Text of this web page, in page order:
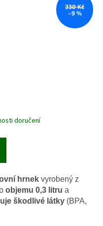
330 Kč
–9 %
doručení
hrnek vyrobený z
objemu 0,3 litru a
škodlivé látky (BPA,